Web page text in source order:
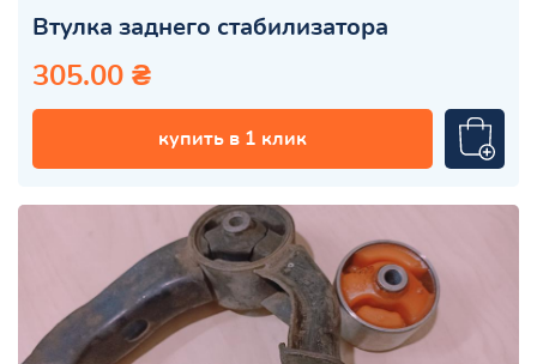
Втулка заднего стабилизатора
305.00 ₴
купить в 1 клик